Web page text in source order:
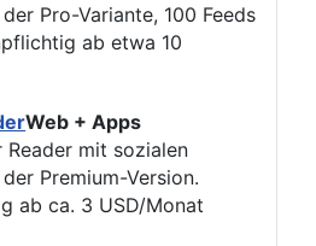
Pro-Variante, 100 Feeds
ab etwa 10
Web + Apps
Reader mit sozialen
Premium-Version.
ab ca. 3 USD/Monat